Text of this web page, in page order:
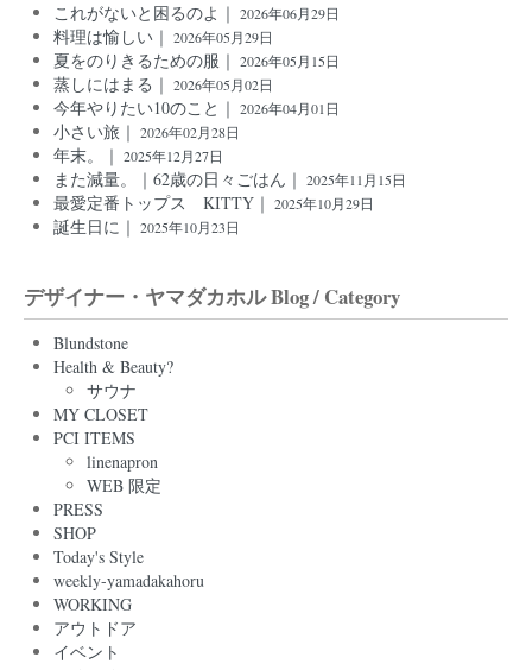
これがないと困るのよ｜ 2026年06月29日
料理は愉しい｜ 2026年05月29日
夏をのりきるための服｜ 2026年05月15日
蒸しにはまる｜ 2026年05月02日
今年やりたい10のこと｜ 2026年04月01日
小さい旅｜ 2026年02月28日
年末。｜ 2025年12月27日
また減量。｜62歳の日々ごはん｜ 2025年11月15日
最愛定番トップス KITTY｜ 2025年10月29日
誕生日に｜ 2025年10月23日
デザイナー・ヤマダカホル Blog / Category
Blundstone
Health & Beauty?
サウナ
MY CLOSET
PCI ITEMS
linenapron
WEB 限定
PRESS
SHOP
Today's Style
weekly-yamadakahoru
WORKING
アウトドア
イベント